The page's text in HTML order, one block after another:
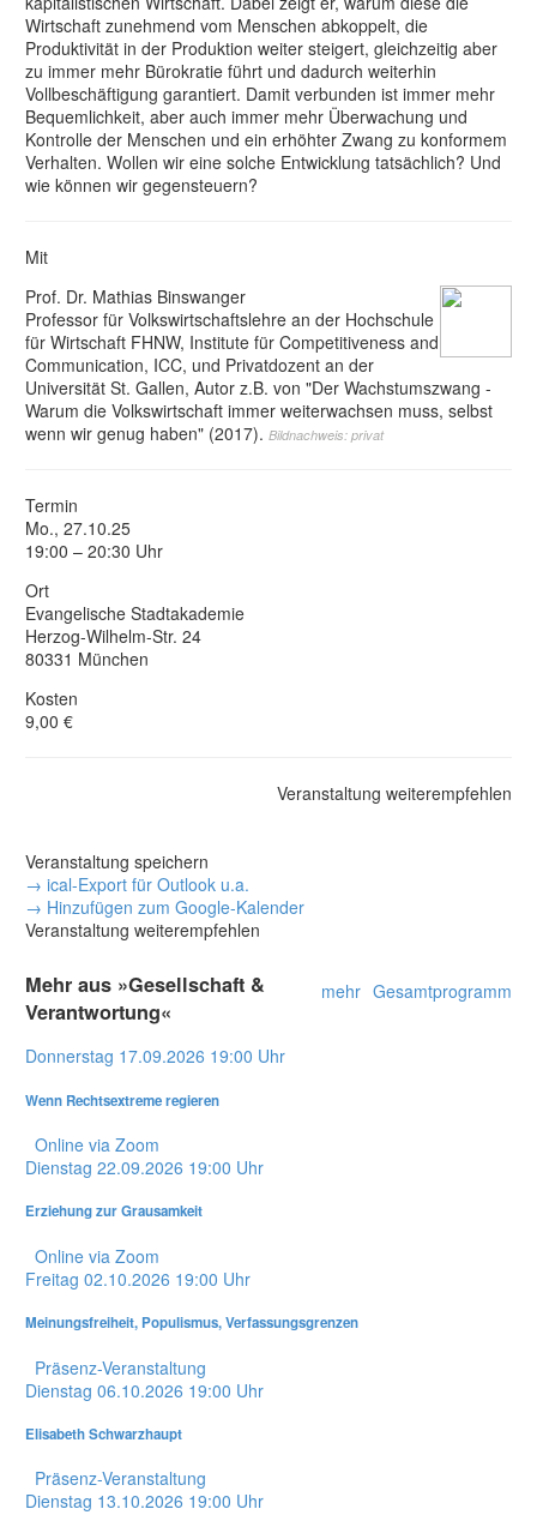
Wirtschaft zunehmend vom Menschen abkoppelt, die
Produktivität in der Produktion weiter steigert, gleichzeitig aber
zu immer mehr Bürokratie führt und dadurch weiterhin
Vollbeschäftigung garantiert. Damit verbunden ist immer mehr
Bequemlichkeit, aber auch immer mehr Überwachung und
Kontrolle der Menschen und ein erhöhter Zwang zu konformem
Verhalten. Wollen wir eine solche Entwicklung tatsächlich? Und
wie können wir gegensteuern?
Mit
Prof. Dr. Mathias Binswanger
Professor für Volkswirtschaftslehre an der Hochschule
für Wirtschaft FHNW, Institute für Competitiveness and
Communication, ICC, und Privatdozent an der
Universität St. Gallen, Autor z.B. von "Der Wachstumszwang -
Warum die Volkswirtschaft immer weiterwachsen muss, selbst
wenn wir genug haben" (2017). Bildnachweis: privat
Termin
Mo., 27.10.25
19:00 – 20:30 Uhr
Ort
Evangelische Stadtakademie
Herzog-Wilhelm-Str. 24
80331 München
Kosten
9,00 €
Veranstaltung weiterempfehlen
Veranstaltung speichern
→ ical-Export für Outlook u.a.
→ Hinzufügen zum Google-Kalender
Veranstaltung weiterempfehlen
Gesamtprogramm
mehr
Mehr aus »Gesellschaft &
Verantwortung«
Donnerstag 17.09.2026 19:00 Uhr
Wenn Rechtsextreme regieren
Online via Zoom
Dienstag 22.09.2026 19:00 Uhr
Erziehung zur Grausamkeit
Online via Zoom
Freitag 02.10.2026 19:00 Uhr
Meinungsfreiheit, Populismus, Verfassungsgrenzen
Präsenz-Veranstaltung
Dienstag 06.10.2026 19:00 Uhr
Elisabeth Schwarzhaupt
Präsenz-Veranstaltung
Dienstag 13.10.2026 19:00 Uhr